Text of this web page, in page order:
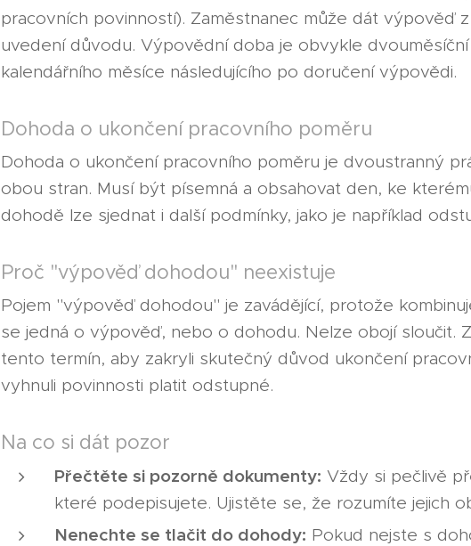
pracovních povinností). Zaměstnanec může dát výpověď
uvedení důvodu. Výpovědní doba je obvykle
kalendářního měsíce následujícího po doručení výpovědi.
Dohoda o ukončení pracovního poměru
Dohoda o ukončení pracovního poměru je dvoustranný
obou stran. Musí být písemná a obsahovat den, ke
dohodě lze sjednat i další podmínky, jako je například
Proč "výpověď dohodou" neexistuje
Pojem "výpověď dohodou" je zavádějící, protože
se jedná o výpověď, nebo o dohodu. Nelze obojí sloučit.
tento termín, aby zakryli skutečný důvod ukončení
vyhnuli povinnosti platit odstupné.
Na co si dát pozor
Přečtěte si pozorně dokumenty: Vždy si pečlivě
které podepisujete. Ujistěte se, že rozumíte jejich
Nenechte se tlačit do dohody: Pokud nejste s